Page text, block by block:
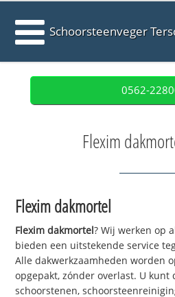
Schoorsteenveger
0562-
Flexim
Flexim dakmortel
Flexim dakmortel? Wij werken op
bieden een uitstekende service
Alle dakwerkzaamheden worden
opgepakt, zónder overlast. U
schoorstenen,